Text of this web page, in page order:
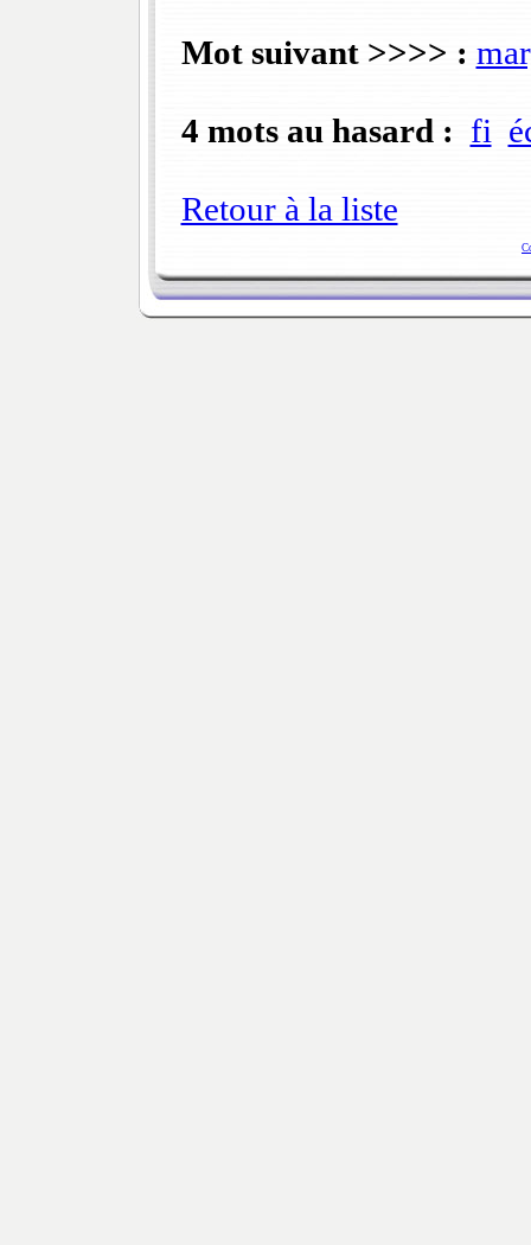
Mot suivant >>>> :
4 mots au hasard : fi
Retour à la liste